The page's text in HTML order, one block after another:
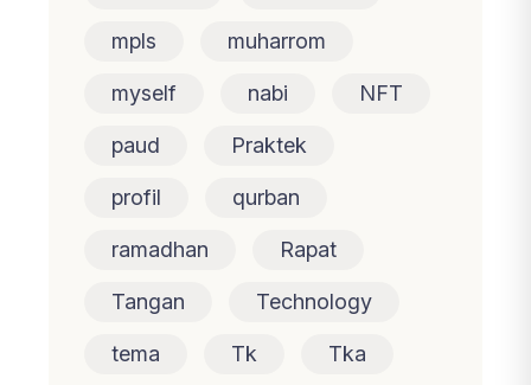
mpls muharrom
myself nabi NFT
paud Praktek
profil qurban
ramadhan Rapat
Tangan Technology
tema Tk Tka